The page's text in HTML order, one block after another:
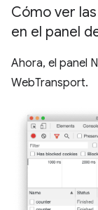
Cómo ver
en el panel
Ahora, el panel
WebTransport.